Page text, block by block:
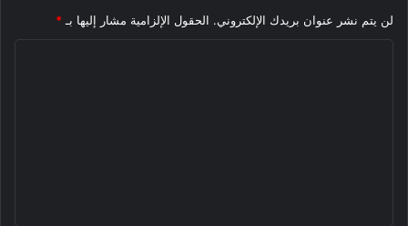
لن يتم نشر عنوان بريدك الإلكتروني. الحقول الإلزامية مشار إليها بـ *